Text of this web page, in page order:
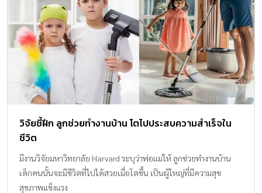
วิจัยชี้ฝึก ลูกช่วยทำงานบ้าน โตไปประสบความสำเร็จใน
ชีวิต
มีงานวิจัยมหาวิทยาลัย Harvard ระบุว่าพ่อแม่ให้ ลูกช่วยทำงานบ้าน
เด็กคนนั้นจะมีชีวิตที่ไปได้สวยเมื่อโตขึ้น เป็นผู้ใหญ่ที่มีความสุข
สุขภาพแข็งแรง